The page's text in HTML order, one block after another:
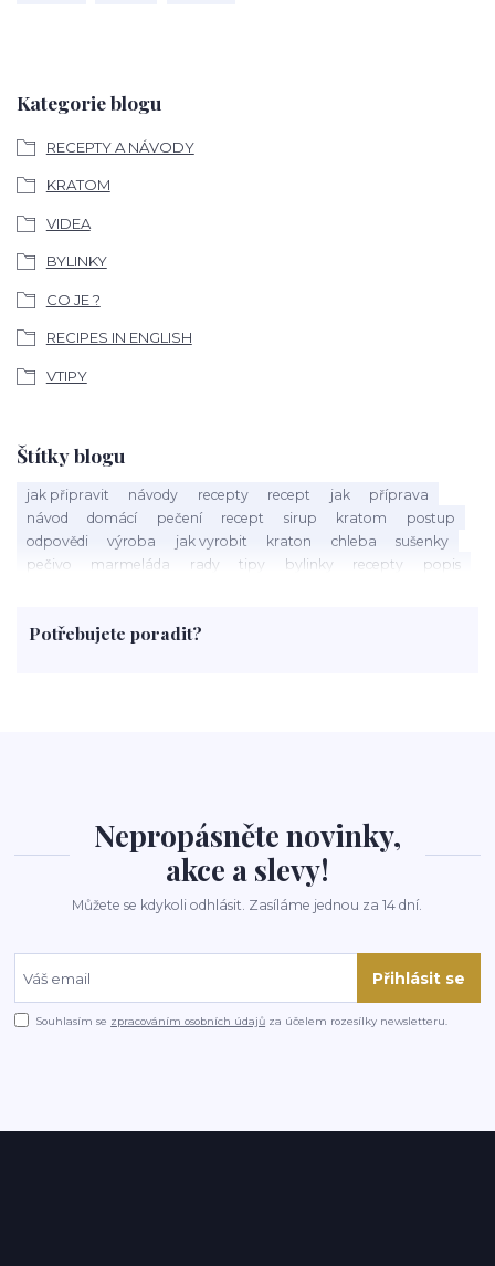
Kategorie blogu
RECEPTY A NÁVODY
KRATOM
VIDEA
BYLINKY
CO JE ?
RECIPES IN ENGLISH
VTIPY
Štítky blogu
jak připravit návody recepty recept jak
příprava
návod
domácí pečení recept sirup kratom
postup
odpovědi
výroba jak vyrobit kraton chleba
sušenky
pečivo
marmeláda rady tipy bylinky recepty
popis
rohlíky
grilování čaj
Potřebujete poradit?
Nepropásněte novinky,
akce a slevy!
Můžete se kdykoli odhlásit. Zasíláme jednou za 14 dní.
Přihlásit se
Souhlasím se zpracováním osobních údajů za účelem rozesílky newsletteru.